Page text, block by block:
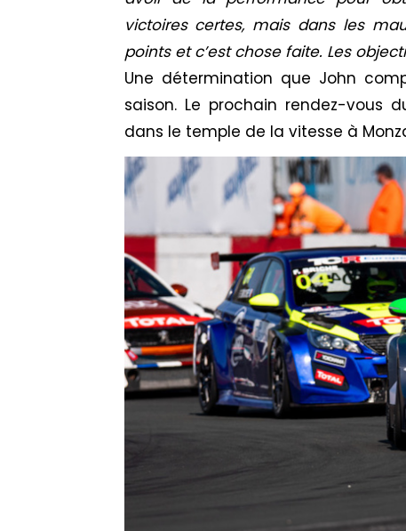
victoires certes, mais dans les
points et c’est chose faite. Les
Une détermination que John
saison. Le prochain rendez-vous
dans le temple de la vitesse à